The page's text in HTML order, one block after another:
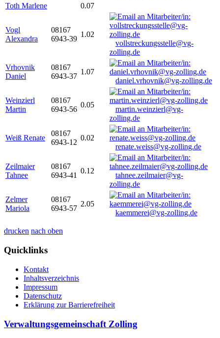
Toth Marlene
0.07
Vogl
Alexandra
08167
6943-39
1.02
vollstreckungsstelle@vg-
zolling.de
Vrhovnik
Daniel
08167
6943-37
1.07
daniel.vrhovnik@vg-zolling.de
Weinzierl
Martin
08167
6943-56
0.05
martin.weinzierl@vg-
zolling.de
Weiß Renate
08167
6943-12
0.02
renate.weiss@vg-zolling.de
Zeilmaier
Tahnee
08167
6943-41
0.12
tahnee.zeilmaier@vg-
zolling.de
Zelmer
Mariola
08167
6943-57
2.05
kaemmerei@vg-zolling.de
drucken nach oben
Quicklinks
Kontakt
Inhaltsverzeichnis
Impressum
Datenschutz
Erklärung zur Barrierefreiheit
Verwaltungsgemeinschaft Zolling